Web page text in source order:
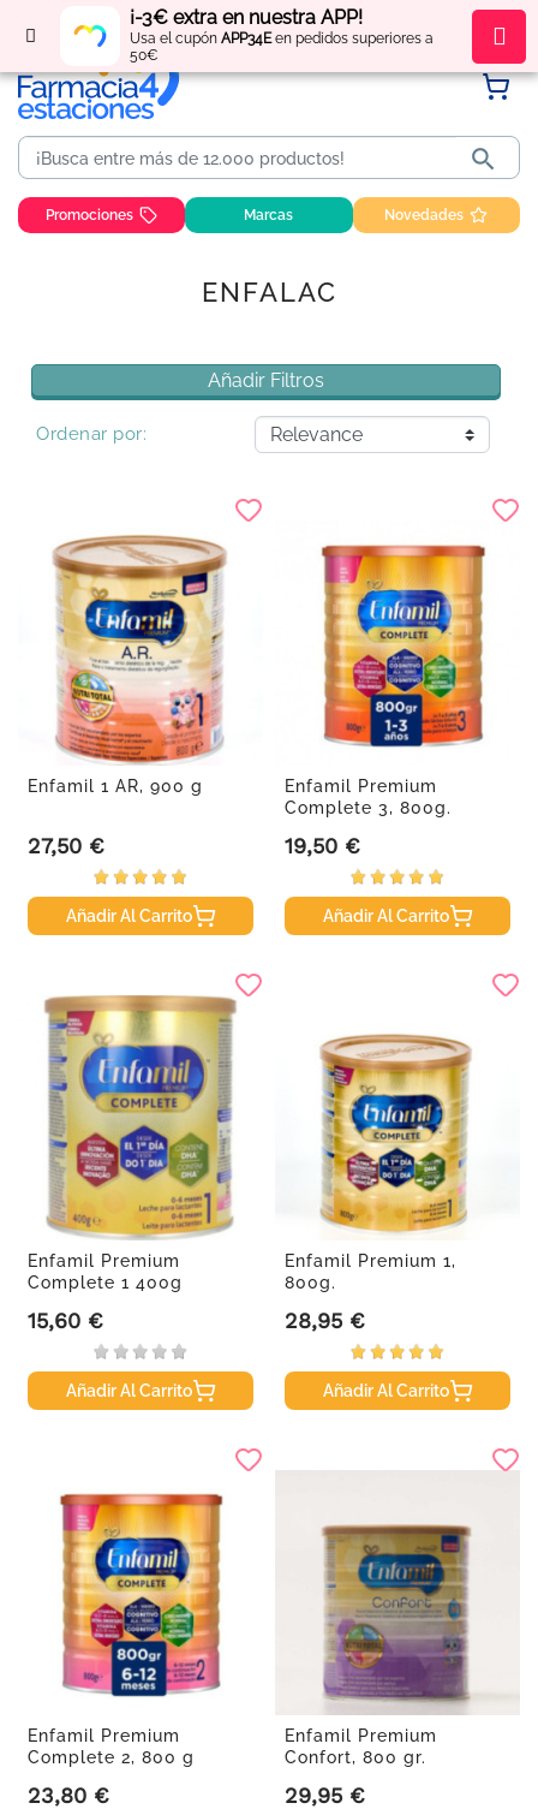
¡-3€ extra en nuestra APP!
Usa el cupón APP34Een pedidos superiores a
50€
Regístratey obténpuntos por tus compras

Promociones Marcas Novedades
ENFALAC
Añadir Filtros
Ordenar por:
Enfamil 1 AR, 900 g
Precio
27,50 €
Añadir Al Carrito
Enfamil Premium
Complete 3, 800g.
Precio
19,50 €
Añadir Al Carrito
Enfamil Premium
Complete 1 400g
Precio
15,60 €
Añadir Al Carrito
Enfamil Premium 1,
800g.
Precio
28,95 €
Añadir Al Carrito
Enfamil Premium
Complete 2, 800 g
Precio
23,80 €
Enfamil Premium
Confort, 800 gr.
Precio
29,95 €